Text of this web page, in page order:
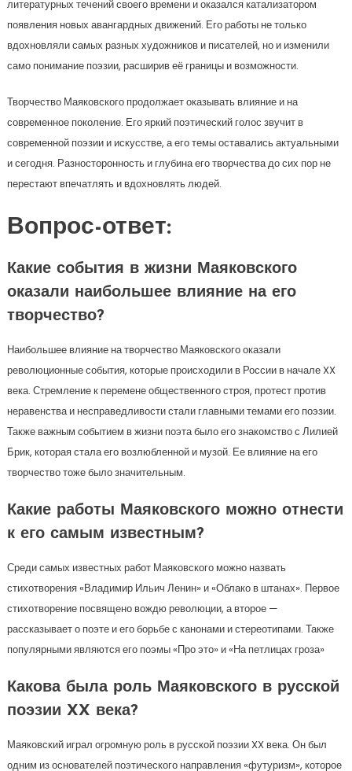
литературных течений своего времени и оказался катализатором
появления новых авангардных движений. Его работы не только
вдохновляли самых разных художников и писателей, но и изменили
само понимание поэзии, расширив её границы и возможности.
Творчество Маяковского продолжает оказывать влияние и на
современное поколение. Его яркий поэтический голос звучит в
современной поэзии и искусстве, а его темы оставались актуальными
и сегодня. Разносторонность и глубина его творчества до сих пор не
перестают впечатлять и вдохновлять людей.
Вопрос-ответ:
Какие события в жизни Маяковского
оказали наибольшее влияние на его
творчество?
Наибольшее влияние на творчество Маяковского оказали
революционные события, которые происходили в России в начале XX
века. Стремление к перемене общественного строя, протест против
неравенства и несправедливости стали главными темами его поэзии.
Также важным событием в жизни поэта было его знакомство с Лилией
Брик, которая стала его возлюбленной и музой. Ее влияние на его
творчество тоже было значительным.
Какие работы Маяковского можно отнести
к его самым известным?
Среди самых известных работ Маяковского можно назвать
стихотворения «Владимир Ильич Ленин» и «Облако в штанах». Первое
стихотворение посвящено вождю революции, а второе —
рассказывает о поэте и его борьбе с канонами и стереотипами. Также
популярными являются его поэмы «Про это» и «На петлицах гроза»
Какова была роль Маяковского в русской
поэзии XX века?
Маяковский играл огромную роль в русской поэзии XX века. Он был
одним из основателей поэтического направления «футуризм», которое